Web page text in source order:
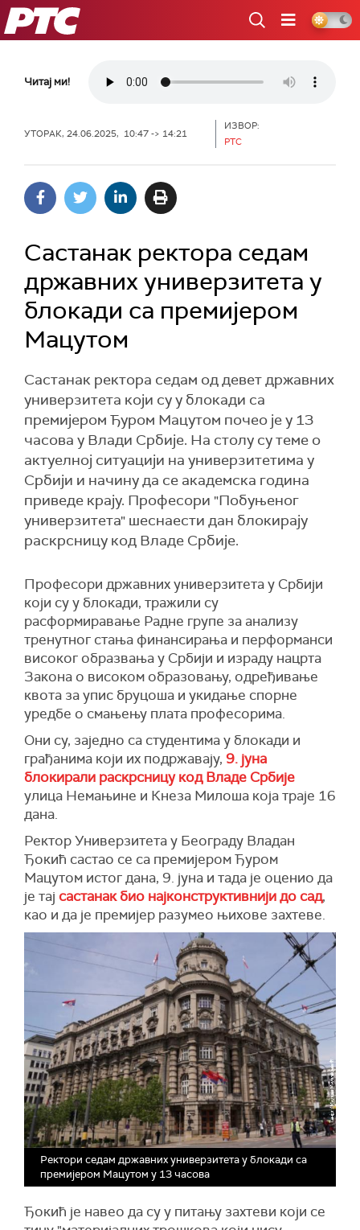
РТС
Читај ми!
УТОРАК, 24.06.2025, 10:47 -> 14:21
ИЗВОР:
РТС
Састанак ректора седам
државних универзитета у
блокади са премијером
Мацутом
Састанак ректора седам од девет државних
универзитета који су у блокади са
премијером Ђуром Мацутом почео је у 13
часова у Влади Србије. На столу су теме о
актуелној ситуацији на универзитетима у
Србији и начину да се академска година
приведе крају. Професори "Побуњеног
универзитета" шеснаести дан блокирају
раскрсницу код Владе Србије.
Професори државних универзитета у Србији
који су у блокади, тражили су
расформиравање Радне групе за анализу
тренутног стања финансирања и перформанси
високог образвања у Србији и израду нацрта
Закона о високом образовању, одређивање
квота за упис бруцоша и укидање спорне
уредбе о смањењу плата професорима.
Они су, заједно са студентима у блокади и
грађанима који их подржавају, 9. јуна
блокирали раскрсницу код Владе Србије
улица Немањине и Кнеза Милоша која траје 16
дана.
Ректор Универзитета у Београду Владан
Ђокић састао се са премијером Ђуром
Мацутом истог дана, 9. јуна и тада је оценио да
је тај састанак био најконструктивнији до сад,
као и да је премијер разумео њихове захтеве.
Ректори седам државних универзитета у блокади са
премијером Мацутом у 13 часова
Ђокић је навео да су у питању захтеви који се